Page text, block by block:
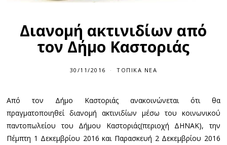
Διανομή ακτινιδίων από
τον Δήμο Καστοριάς
30/11/2016 ΤΟΠΙΚΆ ΝΈΑ
Από τον Δήμο Καστοριάς ανακοινώνεται ότι θα
πραγματοποιηθεί διανομή ακτινιδίων μέσω του κοινωνικού
παντοπωλείου του Δήμου Καστοριάς(περιοχή ΔΗΝΑΚ), την
Πέμπτη 1 Δεκεμβρίου 2016 και Παρασκευή 2 Δεκεμβρίου 2016